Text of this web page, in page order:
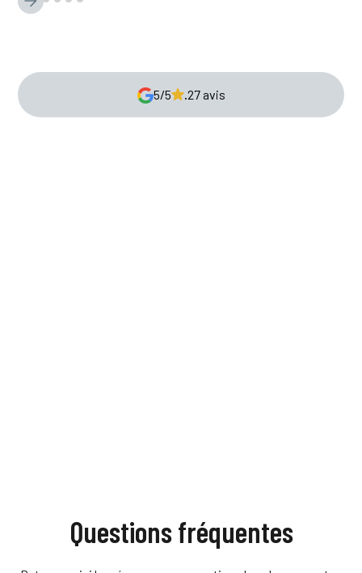
5/5 . 27 avis
Questions fréquentes